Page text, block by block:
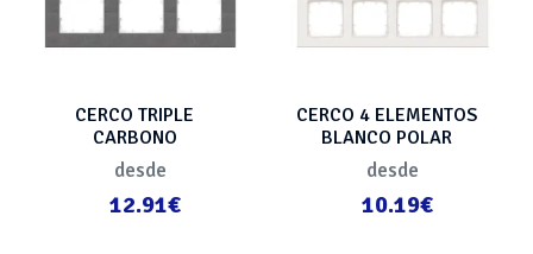
CERCO TRIPLE
CARBONO
METALIZADO
desde
12.91€
CERCO 4 ELEMENTOS
BLANCO POLAR
desde
10.19€